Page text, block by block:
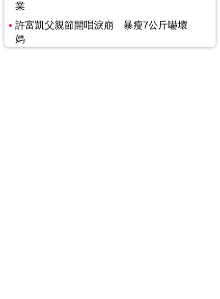
業
許富凱父親節開唱淚崩 暴瘦7公斤嚇壞
媽